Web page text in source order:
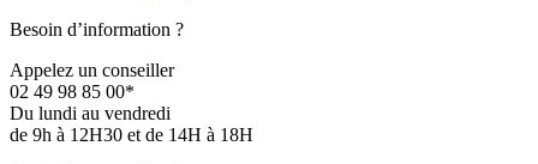
Besoin d’information ?
Appelez un conseiller
02 49 98 85 00*
Du lundi au vendredi
de 9h à 12H30 et de 14H à 18H